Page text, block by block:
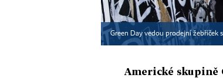
Green Day vedou prodejní žebříček
Americké skupině